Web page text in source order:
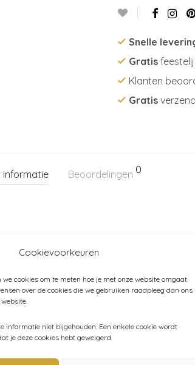
Cookievoorkeuren
cookies om te meten hoe je met onze website omgaat.
over de cookies die we gebruiken raadpleeg dan ons
informatie niet bijgehouden. Een enkele cookie wordt
je deze cookies hebt geweigerd.
Snelle
Gratis
Klanten
Gratis
informatie Beoordelingen 0
Speelgoed